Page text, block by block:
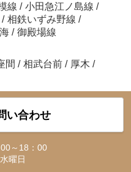
線 / 小田急江ノ島線 /
/ 相鉄いずみ野線 /
/ 御殿場線
間 / 相武台前 / 厚木 /
い合わせ
～18：00
水曜日